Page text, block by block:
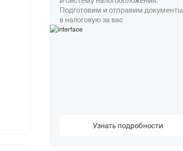
Подготовим и отправим документы
в налоговую за вас
Узнать подробности